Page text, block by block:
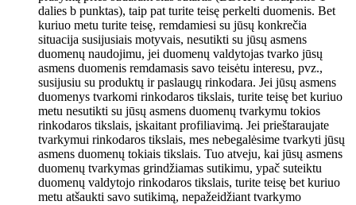
dalies b punktas), taip pat turite teisę perkelti duomenis. Bet
kuriuo metu turite teisę, remdamiesi su jūsų konkrečia
situacija susijusiais motyvais, nesutikti su jūsų asmens
duomenų naudojimu, jei duomenų valdytojas tvarko jūsų
asmens duomenis remdamasis savo teisėtu interesu, pvz.,
susijusiu su produktų ir paslaugų rinkodara. Jei jūsų asmens
duomenys tvarkomi rinkodaros tikslais, turite teisę bet kuriuo
metu nesutikti su jūsų asmens duomenų tvarkymu tokios
rinkodaros tikslais, įskaitant profiliavimą. Jei prieštaraujate
tvarkymui rinkodaros tikslais, mes nebegalėsime tvarkyti jūsų
asmens duomenų tokiais tikslais. Tuo atveju, kai jūsų asmens
duomenų tvarkymas grindžiamas sutikimu, ypač suteiktu
duomenų valdytojo rinkodaros tikslais, turite teisę bet kuriuo
metu atšaukti savo sutikimą, nepažeidžiant tvarkymo